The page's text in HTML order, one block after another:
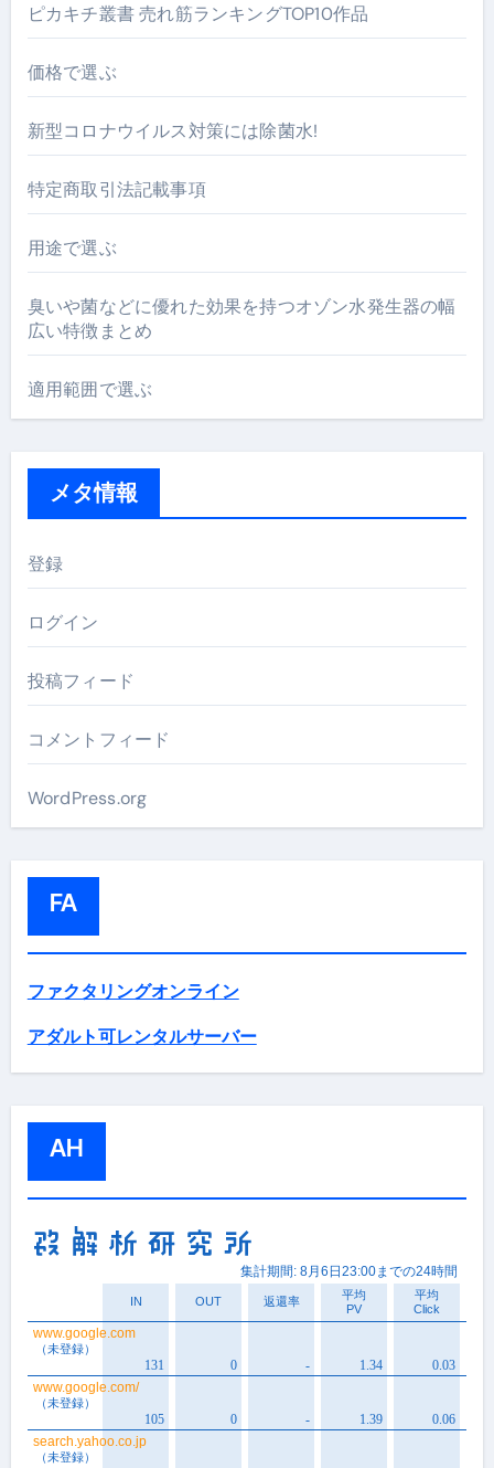
ピカキチ叢書 売れ筋ランキングTOP10作品
価格で選ぶ
新型コロナウイルス対策には除菌水!
特定商取引法記載事項
用途で選ぶ
臭いや菌などに優れた効果を持つオゾン水発生器の幅
広い特徴まとめ
適用範囲で選ぶ
メタ情報
登録
ログイン
投稿フィード
コメントフィード
WordPress.org
FA
ファクタリングオンライン
アダルト可レンタルサーバー
AH